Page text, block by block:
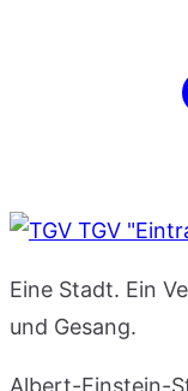
TGV
Eine Stadt. Ein
und Gesang.
Albert-Einstein-